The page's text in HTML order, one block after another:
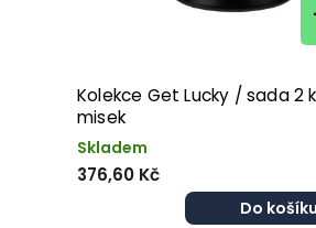
Kolekce Get Lucky / sada 2
misek
Skladem
376,60 Kč
Do košíku